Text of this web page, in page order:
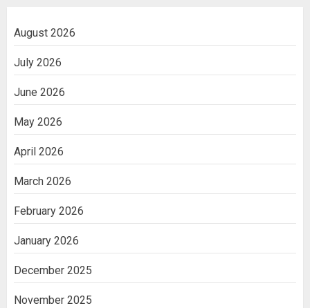
August 2026
July 2026
June 2026
May 2026
April 2026
March 2026
February 2026
January 2026
December 2025
November 2025